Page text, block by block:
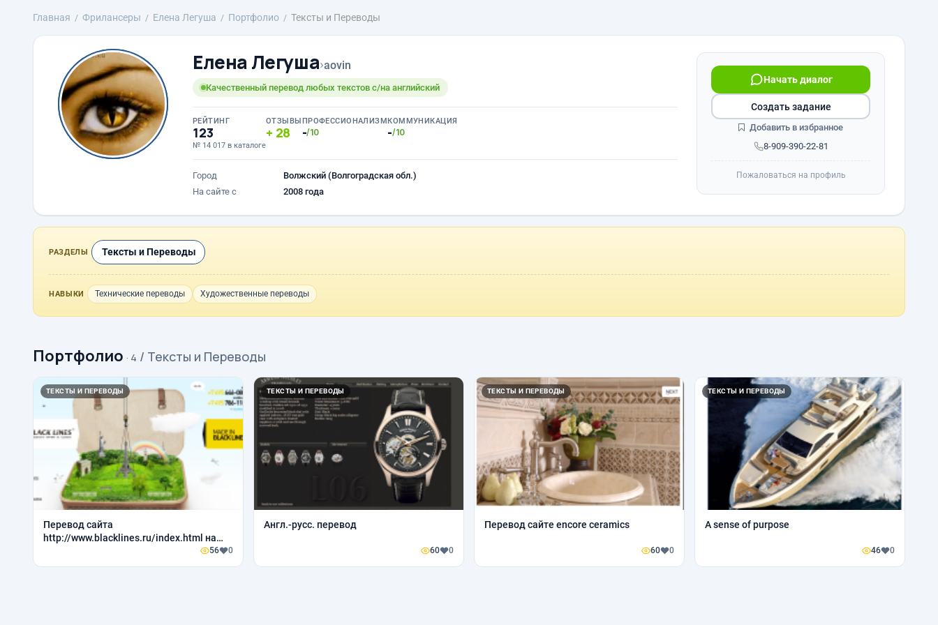
Главная Фрилансеры Елена Легуша Портфолио Тексты и Переводы
Елена Легуша›aovin
Качественный перевод любых текстов с/на английский
РЕЙТИНГ
123
№ 14 017 в каталоге
ОТЗЫВЫ
28
ПРОФЕССИОНАЛИЗМ
-/10
КОММУНИКАЦИЯ
-/10
Город
Волжский (Волгоградская обл.)
На сайте с
2008 года
8-909-390-22-81
Начать диалог
Создать задание
Добавить в избранное
Пожаловаться на профиль
РАЗДЕЛЫ Тексты и Переводы
НАВЫКИ Технические переводы Художественные переводы
Портфолио · 4 / Тексты и Переводы
ТЕКСТЫ И ПЕРЕВОДЫ
Перевод сайта
http://www.blacklines.ru/index.html на
56 0
ТЕКСТЫ И ПЕРЕВОДЫ
Англ.-русс. перевод
60 0
ТЕКСТЫ И ПЕРЕВОДЫ
Перевод сайте encore ceramics
60 0
ТЕКСТЫ И ПЕРЕВОДЫ
A sense of purpose
46 0